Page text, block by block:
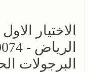
الاختيار
البرجولات